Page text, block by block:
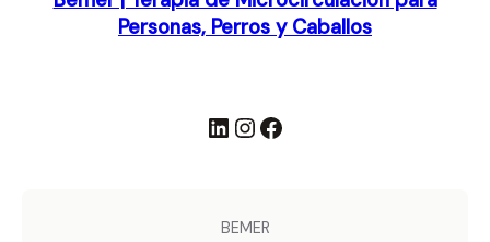
Personas, Perros y Caballos
LinkedIn InstagramFacebook
BEMER